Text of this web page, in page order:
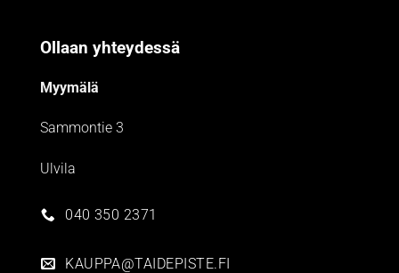
Ollaan yhteydessä
Myymälä
Sammontie 3
Ulvila
040 350 2371
KAUPPA@TAIDEPISTE.FI